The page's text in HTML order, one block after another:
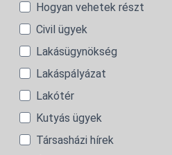
Hogyan vehetek részt
Civil ügyek
Lakásügynökség
Lakáspályázat
Lakótér
Kutyás ügyek
Társasházi hírek